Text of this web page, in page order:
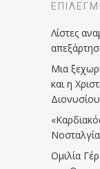
Λίστες
Μια
και η
Ομιλία